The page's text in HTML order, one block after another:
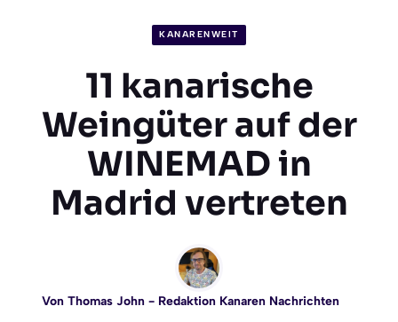
KANARENWEIT
11 kanarische
Weingüter auf der
WINEMAD in
Madrid vertreten
Von Thomas John- Redaktion Kanaren Nachrichten